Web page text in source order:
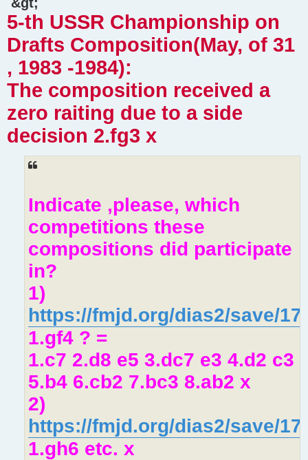
5-th USSR Championship on
Drafts Composition(May, of 31
, 1983 -1984):
The composition received a
zero raiting due to a side
decision 2.fg3 x
Indicate ,please, which
competitions these
compositions did participate
in?
1)
https://fmjd.org/dias2/save/
1.gf4 ? =
1.c7 2.d8 e5 3.dc7 e3 4.d2 c3
5.b4 6.cb2 7.bc3 8.ab2 x
2)
https://fmjd.org/dias2/save/
1.gh6 etc. x